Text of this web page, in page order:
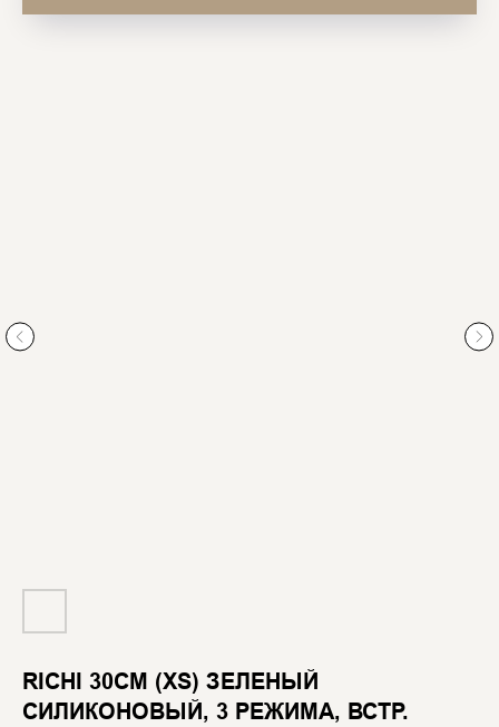
RICHI 30СМ (XS) ЗЕЛЕНЫЙ
СИЛИКОНОВЫЙ, 3 РЕЖИМА, ВСТР.